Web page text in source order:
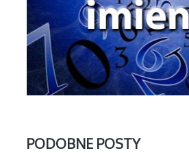
PODOBNE POSTY